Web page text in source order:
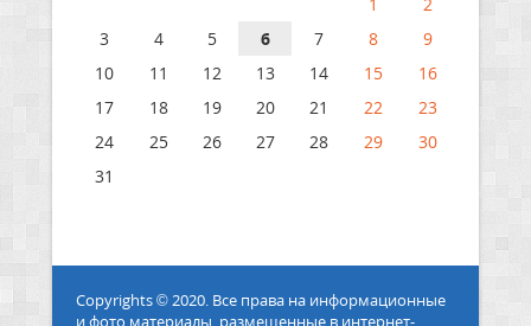
3
4 5 6 7 8
9
10
11 12 13 14 15
16
17
18 19 20 21 22
23
24
25 26 27 28 29
30
31
Copyrights © 2020. Все права на информационные
и фото материалы, размещенные в интернет-